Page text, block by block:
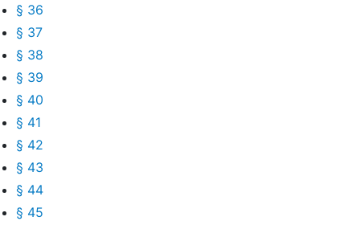
§ 36
§ 37
§ 38
§ 39
§ 40
§ 41
§ 42
§ 43
§ 44
§ 45